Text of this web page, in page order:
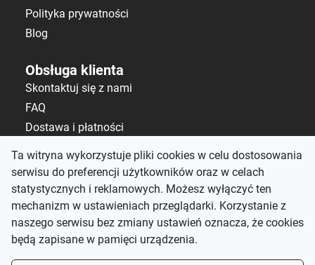
Ta witryna wykorzystuje pliki cookies w celu dostosowania
serwisu do preferencji użytkowników oraz w celach
statystycznych i reklamowych. Możesz wyłączyć ten
mechanizm w ustawieniach przeglądarki. Korzystanie z
naszego serwisu bez zmiany ustawień oznacza, że cookies
będą zapisane w pamięci urządzenia.
Polityka prywatności
Blog
Obsługa klienta
Skontaktuj się z nami
FAQ
Dostawa i płatności
Kontakt
salon@alematerace.pl
+48 535 808 298
pn-pt: 10:00–19:00,
sb: 9:00–15:00